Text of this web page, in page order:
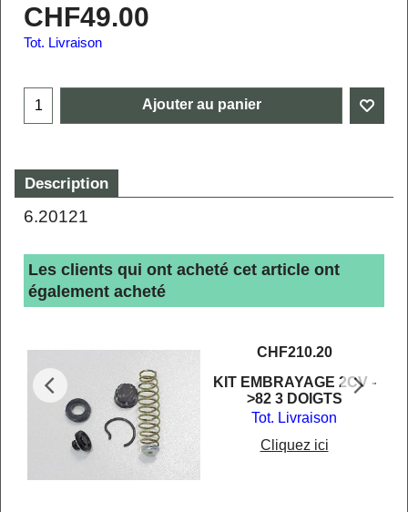
CHF49.00
Tot. Livraison
Ajouter au panier
Description
6.20121
Les clients qui ont acheté cet article ont
également acheté
CHF210.20
KIT EMBRAYAGE 2CV -
>82 3 DOIGTS
Tot. Livraison
Cliquez ici